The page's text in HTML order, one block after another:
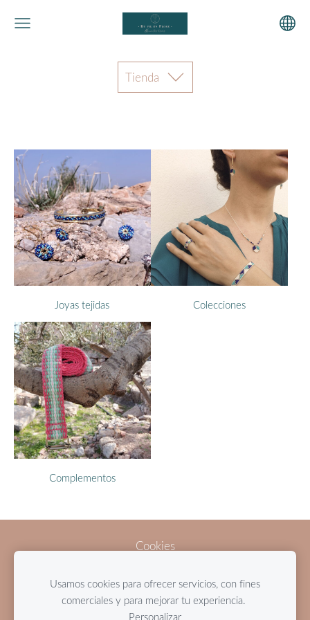
Tienda
Joyas tejidas Colecciones
Complementos
Cookies
Condiciones Generales de Venta
© De fil en Flore 2025
Usamos cookies para ofrecer servicios, con fines
comerciales y para mejorar tu experiencia.
Personalizar